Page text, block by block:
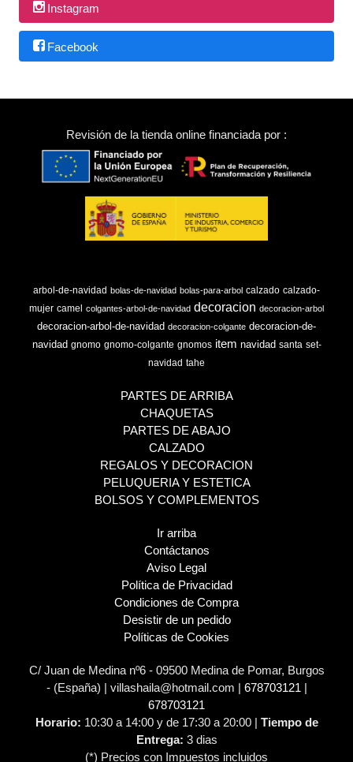
Instagram
Facebook
Revisión de la tienda online financiada por :
arbol-de-navidad bolas-de-navidad bolas-para-arbol calzado calzado-
mujer camel colgantes-arbol-de-navidad decoracion decoracion-arbol
decoracion-arbol-de-navidad decoracion-colgante decoracion-de-
navidad gnomo gnomo-colgante gnomos item navidad santa set-
navidad tahe
PARTES DE ARRIBA
CHAQUETAS
PARTES DE ABAJO
CALZADO
REGALOS Y DECORACION
PELUQUERIA Y ESTETICA
BOLSOS Y COMPLEMENTOS
Ir arriba
Contáctanos
Aviso Legal
Política de Privacidad
Condiciones de Compra
Desistir de un pedido
Políticas de Cookies
C/ Juan de Medina nº6 - 09500 Medina de Pomar, Burgos
- (España) | villashaila@hotmail.com | 678703121 |
678703121
Horario: 10:30 a 14:00 y de 17:30 a 20:00 | Tiempo de
Entrega: 3 dias
(*) Precios con Impuestos incluidos